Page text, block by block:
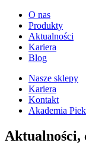
O nas
Produkty
Aktualności
Kariera
Blog
Nasze sklepy
Kariera
Kontakt
Akademia
Aktualności,